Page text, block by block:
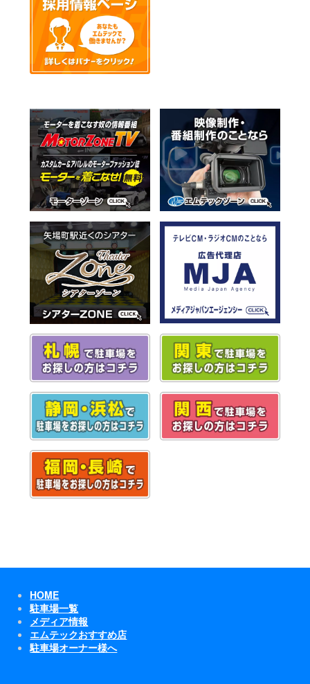
HOME
駐車場一覧
メディア情報
エムテックおすすめ店
駐車場オーナー様へ